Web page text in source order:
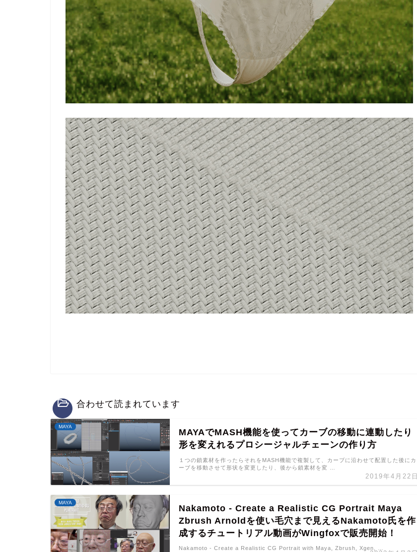
合わせて読まれています
MAYA
MAYAでMASH機能を使ってカーブの移動に連動したり
形を変えれるプロシージャルチェーンの作り方
2019年4月22日
１つの鎖素材を作ったらそれをMASH機能で複製して、カーブに沿わせて配置した後にカ
ーブを移動させて形状を変更したり、後から鎖素材を変 …
MAYA
Nakamoto - Create a Realistic CG Portrait Maya
Zbrush Arnoldを使い毛穴まで見えるNakamoto氏を作
成するチュートリアル動画がWingfoxで販売開始！
Nakamoto - Create a Realistic CG Portrait with Maya, Zbrush, Xgen, …